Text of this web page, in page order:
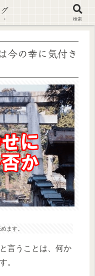
に注意 ▶確認する◀
今の幸に気付き
ます。
言うことは、何か
。
検索